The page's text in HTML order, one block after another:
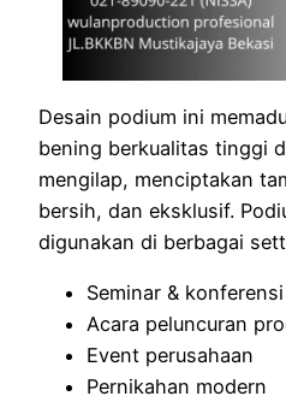
Desain podium ini
bening berkualitas tinggi
mengilap, menciptakan
bersih, dan eksklusif.
digunakan di berbagai
Seminar &
Acara peluncuran
Event perusahaan
Pernikahan modern